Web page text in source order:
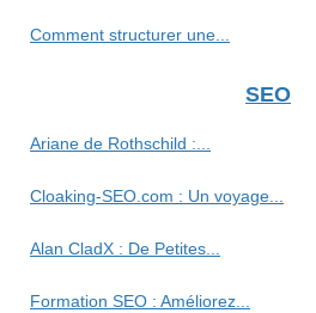
Comment structurer une...
SEO
Ariane de Rothschild :...
Cloaking-SEO.com : Un voyage...
Alan CladX : De Petites...
Formation SEO : Améliorez...